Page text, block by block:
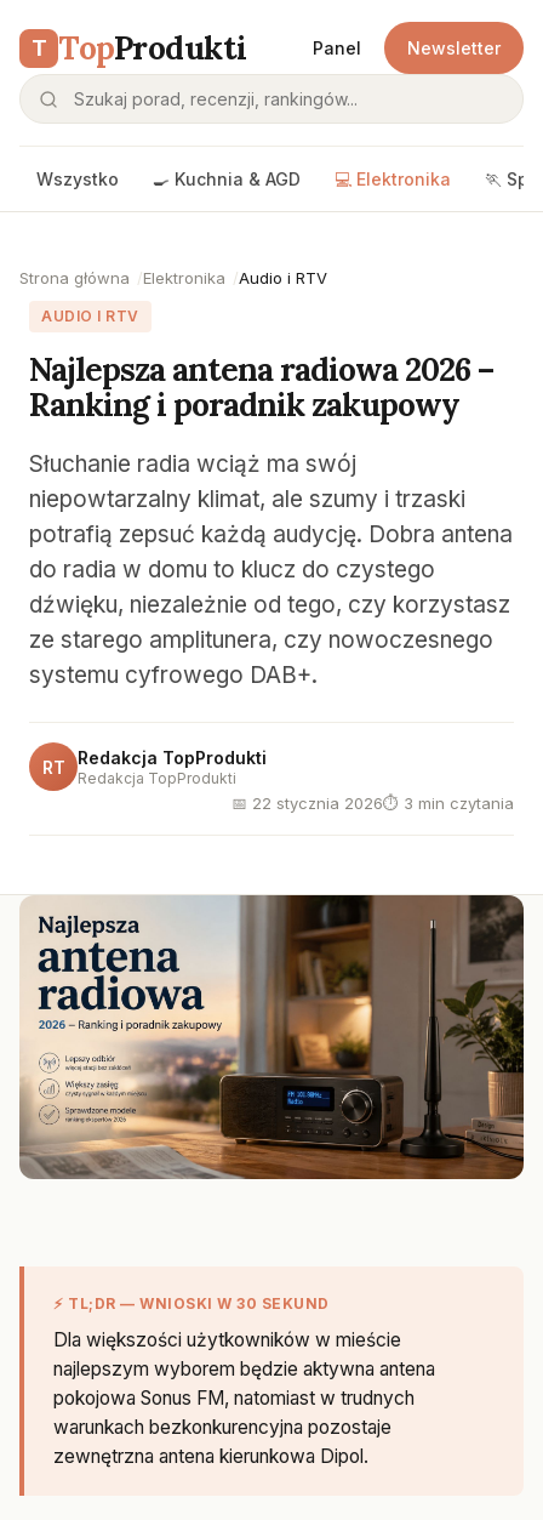
T TopProdukti Panel Newsletter
Wszystko 🍳 Kuchnia & AGD 💻 Elektronika 🏃
Strona główna Elektronika Audio i RTV
AUDIO I RTV
Najlepsza antena radiowa 2026 –
Ranking i poradnik zakupowy
Słuchanie radia wciąż ma swój
niepowtarzalny klimat, ale szumy i trzaski
potrafią zepsuć każdą audycję. Dobra antena
do radia w domu to klucz do czystego
dźwięku, niezależnie od tego, czy korzystasz
ze starego amplitunera, czy nowoczesnego
systemu cyfrowego DAB+.
RT Redakcja TopProdukti
Redakcja TopProdukti
📅 22 stycznia 2026⏱ 3 min czytania
⚡ TL;DR — WNIOSKI W 30 SEKUND
Dla większości użytkowników w mieście
najlepszym wyborem będzie aktywna antena
pokojowa Sonus FM, natomiast w trudnych
warunkach bezkonkurencyjna pozostaje
zewnętrzna antena kierunkowa Dipol.